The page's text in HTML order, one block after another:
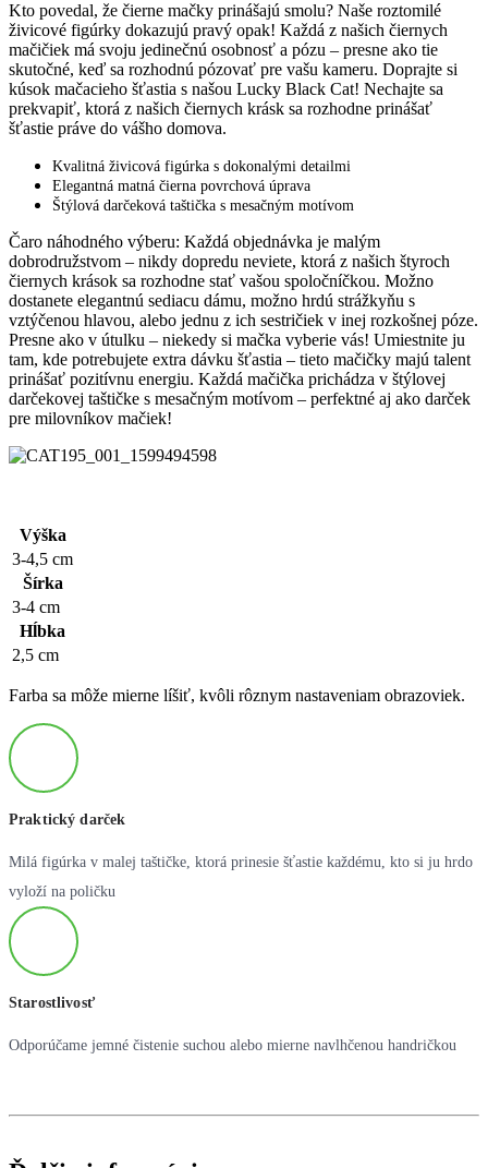
Kto povedal, že čierne mačky prinášajú smolu? Naše roztomilé
živicové figúrky dokazujú pravý opak! Každá z našich čiernych
mačičiek má svoju jedinečnú osobnosť a pózu – presne ako tie
skutočné, keď sa rozhodnú pózovať pre vašu kameru. Doprajte si
kúsok mačacieho šťastia s našou Lucky Black Cat! Nechajte sa
prekvapiť, ktorá z našich čiernych krásk sa rozhodne prinášať
šťastie práve do vášho domova.
Kvalitná živicová figúrka s dokonalými detailmi
Elegantná matná čierna povrchová úprava
Štýlová darčeková taštička s mesačným motívom
Čaro náhodného výberu: Každá objednávka je malým
dobrodružstvom – nikdy dopredu neviete, ktorá z našich štyroch
čiernych krások sa rozhodne stať vašou spoločníčkou. Možno
dostanete elegantnú sediacu dámu, možno hrdú strážkyňu s
vztýčenou hlavou, alebo jednu z ich sestričiek v inej rozkošnej póze.
Presne ako v útulku – niekedy si mačka vyberie vás! Umiestnite ju
tam, kde potrebujete extra dávku šťastia – tieto mačičky majú talent
prinášať pozitívnu energiu. Každá mačička prichádza v štýlovej
darčekovej taštičke s mesačným motívom – perfektné aj ako darček
pre milovníkov mačiek!
Výška
3-4,5 cm
Šírka
3-4 cm
Hĺbka
2,5 cm
Farba sa môže mierne líšiť, kvôli rôznym nastaveniam obrazoviek.
Praktický darček
Milá figúrka v malej taštičke, ktorá prinesie šťastie každému, kto si ju hrdo
vyloží na poličku
Starostlivosť
Odporúčame jemné čistenie suchou alebo mierne navlhčenou handričkou